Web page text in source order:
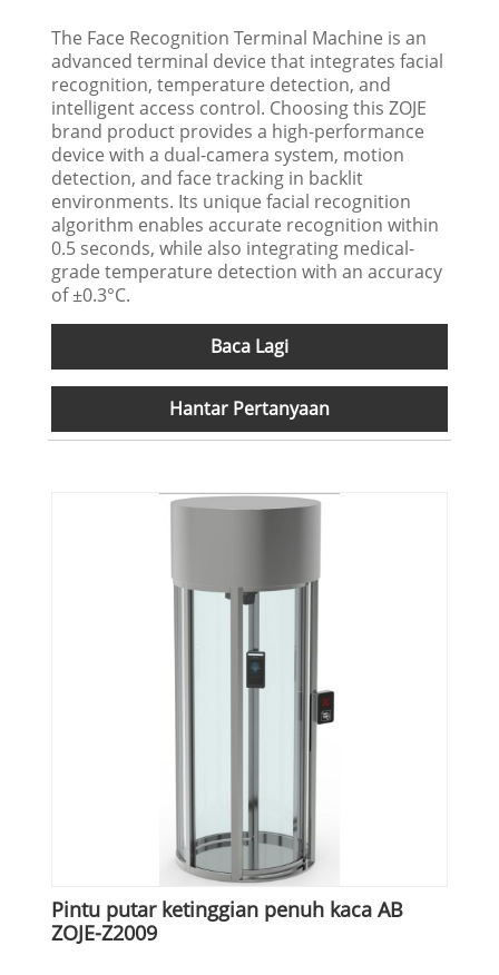
The Face Recognition Terminal Machine is an
advanced terminal device that integrates facial
recognition, temperature detection, and
intelligent access control. Choosing this ZOJE
brand product provides a high-performance
device with a dual-camera system, motion
detection, and face tracking in backlit
environments. Its unique facial recognition
algorithm enables accurate recognition within
0.5 seconds, while also integrating medical-
grade temperature detection with an accuracy
of ±0.3°C.
Baca Lagi
Hantar Pertanyaan
Pintu putar ketinggian penuh kaca AB
ZOJE-Z2009